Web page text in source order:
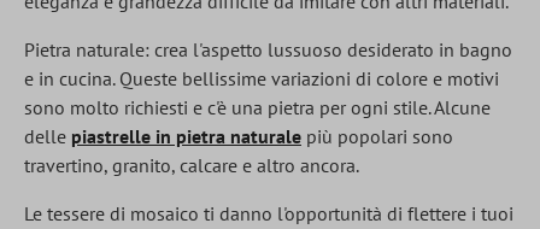
Pietra naturale: crea l'aspetto lussuoso desiderato in bagno
e in cucina. Queste bellissime variazioni di colore e motivi
sono molto richiesti e c'è una pietra per ogni stile. Alcune
delle piastrelle in pietra naturale più popolari sono
travertino, granito, calcare e altro ancora.
Le tessere di mosaico ti danno l'opportunità di flettere i tuoi